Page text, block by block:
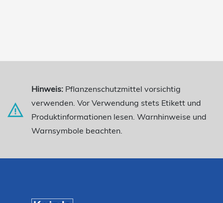
Hinweis: Pflanzenschutzmittel vorsichtig
verwenden. Vor Verwendung stets Etikett und
Produktinformationen lesen. Warnhinweise und
Warnsymbole beachten.